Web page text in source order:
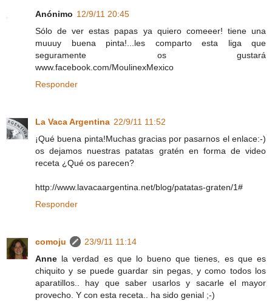
Anónimo 12/9/11 20:45
Sólo de ver estas papas ya quiero comeeer! tiene una
muuuy buena pinta!...les comparto esta liga que
seguramente os gustará
www.facebook.com/MoulinexMexico
Responder
La Vaca Argentina 22/9/11 11:52
¡Qué buena pinta!Muchas gracias por pasarnos el enlace:-)
os dejamos nuestras patatas gratén en forma de video
receta ¿Qué os parecen?
http://www.lavacaargentina.net/blog/patatas-graten/1#
Responder
comoju
23/9/11 11:14
Anne la verdad es que lo bueno que tienes, es que es
chiquito y se puede guardar sin pegas, y como todos los
aparatillos.. hay que saber usarlos y sacarle el mayor
provecho. Y con esta receta.. ha sido genial ;-)